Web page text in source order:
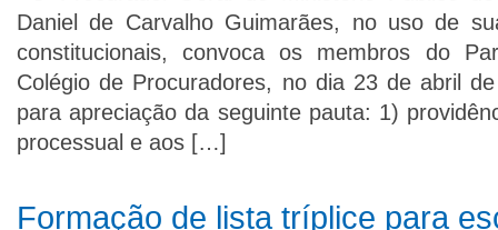
Daniel de Carvalho Guimarães, no uso de
constitucionais, convoca os membros do
Colégio de Procuradores, no dia 23 de abril
para apreciação da seguinte pauta: 1)
processual e aos […]
Formação de lista tríplice para